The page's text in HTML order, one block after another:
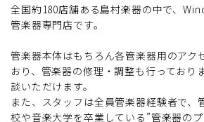
全国約180店舗ある島村楽器の中で、
管楽器専門店です。
管楽器本体はもちろん各管楽器用のアク
おり、管楽器の修理・調整も行っており
談いただけます。
また、スタッフは全員管楽器経験者で、
校や音楽大学を卒業している”管楽器の